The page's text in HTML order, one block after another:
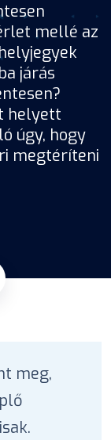
mellé az
járás
helyett
úgy, hogy
megtéríteni
meg,